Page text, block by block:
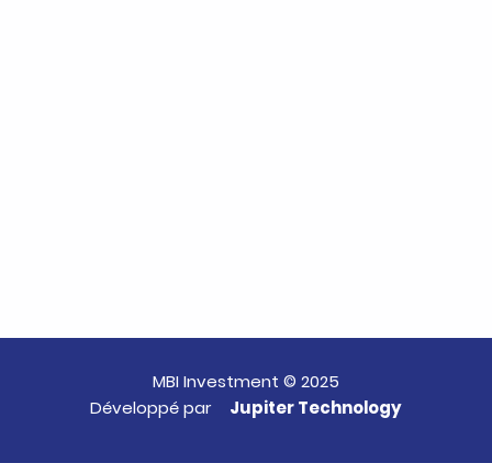
MBI Investment © 2025
Développé par
Jupiter Technology